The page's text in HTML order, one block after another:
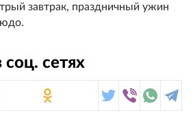
завтрак, праздничный ужин
соц. сетях